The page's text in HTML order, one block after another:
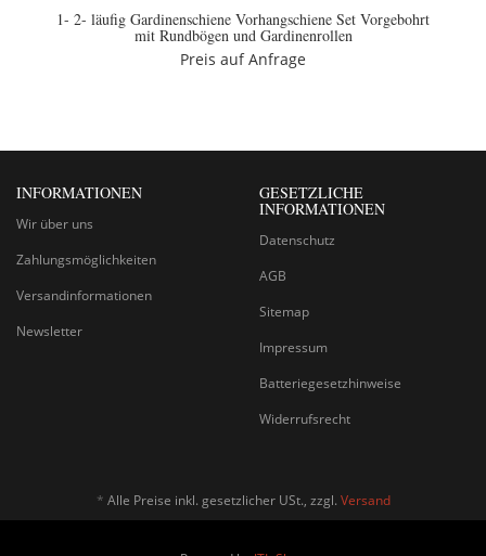
1- 2- läufig Gardinenschiene Vorhangschiene Set Vorgebohrt
mit Rundbögen und Gardinenrollen
Preis auf Anfrage
INFORMATIONEN
Wir über uns
Zahlungsmöglichkeiten
Versandinformationen
Newsletter
GESETZLICHE
INFORMATIONEN
Datenschutz
AGB
Sitemap
Impressum
Batteriegesetzhinweise
Widerrufsrecht
* Alle Preise inkl. gesetzlicher USt., zzgl. Versand